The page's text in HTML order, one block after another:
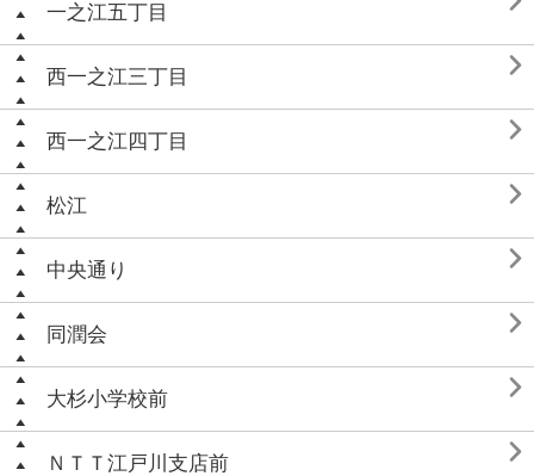
一之江五丁目
西一之江三丁目 
西一之江四丁目 
松江 
中央通り 
同潤会 
大杉小学校前 
ＮＴＴ江戸川支店前 